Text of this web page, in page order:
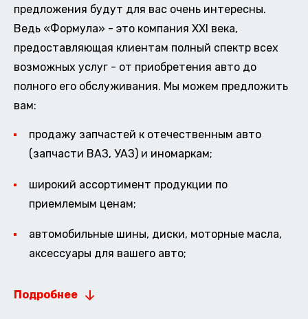
предложения будут для вас очень интересны.
Ведь «Формула» - это компания XXI века,
предоставляющая клиентам полный спектр всех
возможных услуг - от приобретения авто до
полного его обслуживания. Мы можем предложить
вам:
продажу запчастей к отечественным авто
(запчасти ВАЗ, УАЗ) и иномаркам;
широкий ассортимент продукции по
приемлемым ценам;
автомобильные шины, диски, моторные масла,
аксессуары для вашего авто;
Подробнее